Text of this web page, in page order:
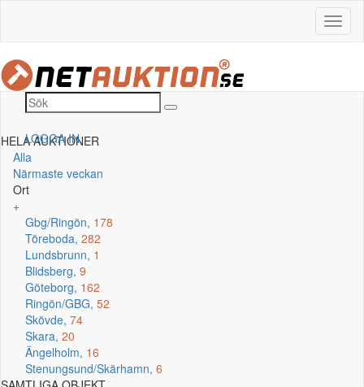
LOGGA IN
HELA AUKTIONER
Alla
Närmaste veckan
Ort
+
Gbg/Ringön, 178
Töreboda, 282
Lundsbrunn, 1
Blidsberg, 9
Göteborg, 162
Ringön/GBG, 52
Skövde, 74
Skara, 20
Ängelholm, 16
Stenungsund/Skärhamn, 6